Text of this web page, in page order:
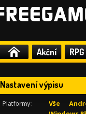
Akční RPG
Nastavení výpisu
Platformy: Vše